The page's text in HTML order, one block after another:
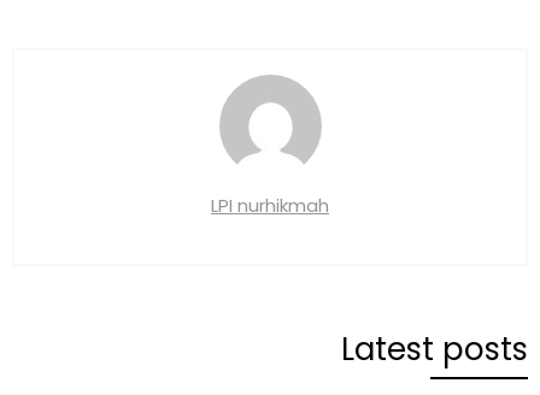
LPI nurhikmah
Latest posts